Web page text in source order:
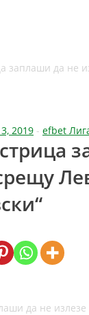
заплаши да не
2019 - efbet
да не